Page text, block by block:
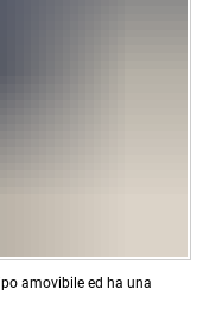
amovibile ed ha una